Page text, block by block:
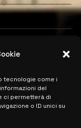
tecnologie come i
del
ci permetterà di
o ID unici su
di assunzioni